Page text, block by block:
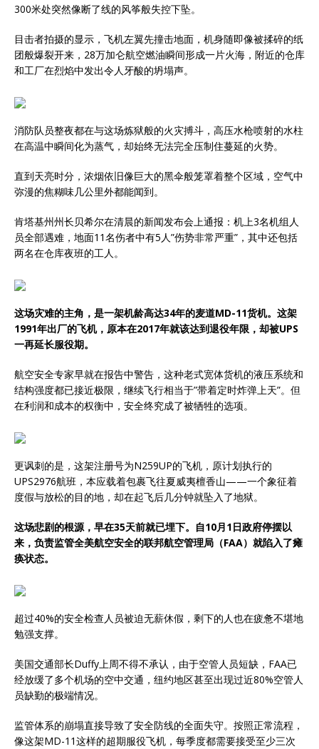
300米处突然像断了线的风筝般失控下坠。
目击者拍摄的显示，飞机左翼先撞击地面，机身随即像被揉碎的纸
团般爆裂开来，28万加仑航空燃油瞬间形成一片火海，附近的仓库
和工厂在烈焰中发出令人牙酸的坍塌声。
消防队员整夜都在与这场炼狱般的火灾搏斗，高压水枪喷射的水柱
在高温中瞬间化为蒸气，却始终无法完全压制住蔓延的火势。
直到天亮时分，浓烟依旧像巨大的黑伞般笼罩着整个区域，空气中
弥漫的焦糊味几公里外都能闻到。
肯塔基州州长贝希尔在清晨的新闻发布会上通报：机上3名机组人
员全部遇难，地面11名伤者中有5人”伤势非常严重”，其中还包括
两名在仓库夜班的工人。
这场灾难的主角，是一架机龄高达34年的麦道MD-11货机。这架
1991年出厂的飞机，原本在2017年就该达到退役年限，却被UPS
一再延长服役期。
航空安全专家早就在报告中警告，这种老式宽体货机的液压系统和
结构强度都已接近极限，继续飞行相当于”带着定时炸弹上天”。但
在利润和成本的权衡中，安全终究成了被牺牲的选项。
更讽刺的是，这架注册号为N259UP的飞机，原计划执行的
UPS2976航班，本应载着包裹飞往夏威夷檀香山——一个象征着
度假与放松的目的地，却在起飞后几分钟就坠入了地狱。
这场悲剧的根源，早在35天前就已埋下。自10月1日政府停摆以
来，负责监管全美航空安全的联邦航空管理局（FAA）就陷入了瘫
痪状态。
超过40%的安全检查人员被迫无薪休假，剩下的人也在疲惫不堪地
勉强支撑。
美国交通部长Duffy上周不得不承认，由于空管人员短缺，FAA已
经放缓了多个机场的空中交通，纽约地区甚至出现过近80%空管人
员缺勤的极端情况。
监管体系的崩塌直接导致了安全防线的全面失守。按照正常流程，
像这架MD-11这样的超期服役飞机，每季度都需要接受至少三次